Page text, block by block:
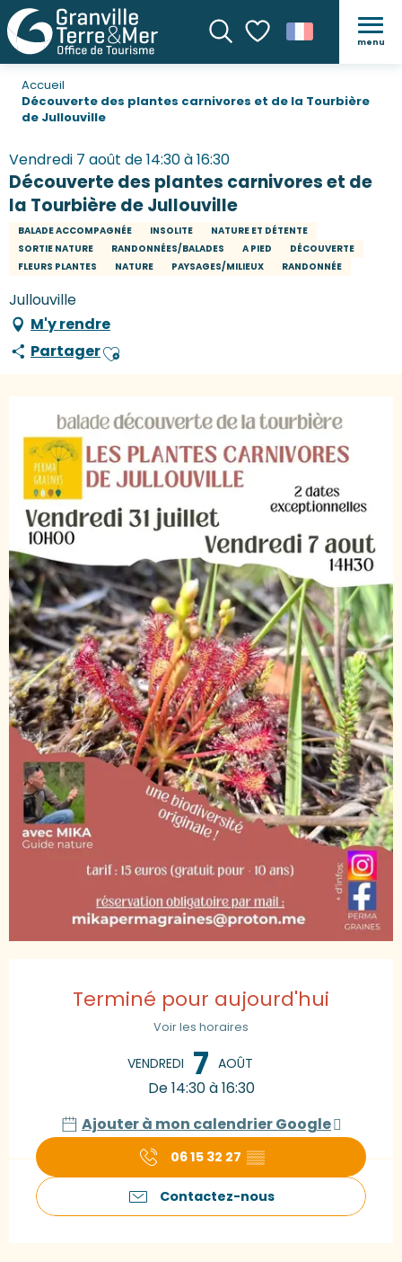
Recherche
Voir les favoris
menu
Accueil
Découverte des plantes carnivores et de la Tourbière
de Jullouville
Vendredi 7 août de 14:30 à 16:30
Découverte des plantes carnivores et de
la Tourbière de Jullouville
BALADE ACCOMPAGNÉE INSOLITE
NATURE ET DÉTENTE
SORTIE NATURE
RANDONNÉES/BALADES A PIED
DÉCOUVERTE
FLEURS PLANTES
NATURE PAYSAGES/MILIEUX RANDONNÉE
Jullouville
M'y rendre
PartagerAjouter aux favoris
Terminé pour aujourd'hui
Voir les horaires
VENDREDI 7 AOÛT
De 14:30 à 16:30
Ajouter à mon calendrier Google
06 15 32 27 ▒▒
Contactez-nous